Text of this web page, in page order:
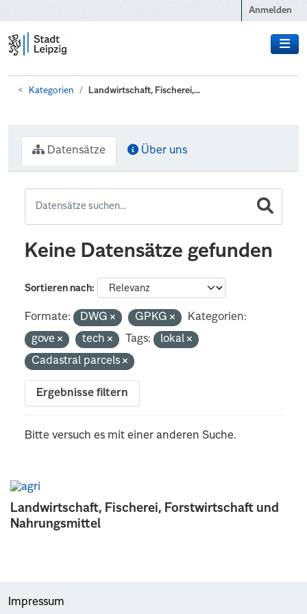
Anmelden
Kategorien Landwirtschaft, Fischerei,...
Landwirtschaft, Fischerei, Forstwirtschaft und
Nahrungsmittel
Datensätze Über uns
Keine Datensätze gefunden
Sortieren nach
Formate: DWG GPKG
Kategorien:
gove
tech Tags:
lokal
Cadastral parcels
Ergebnisse filtern
Bitte versuch es mit einer anderen Suche.
Impressum